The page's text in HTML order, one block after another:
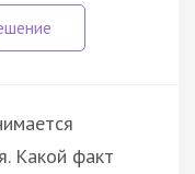
Какой факт